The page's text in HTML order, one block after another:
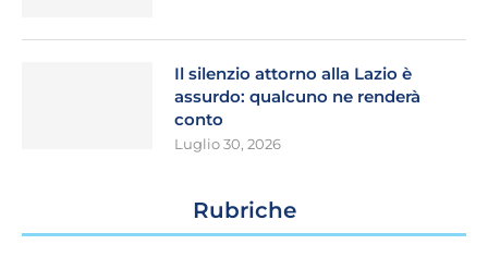
Il silenzio attorno alla Lazio è
assurdo: qualcuno ne renderà
conto
Luglio 30, 2026
Rubriche